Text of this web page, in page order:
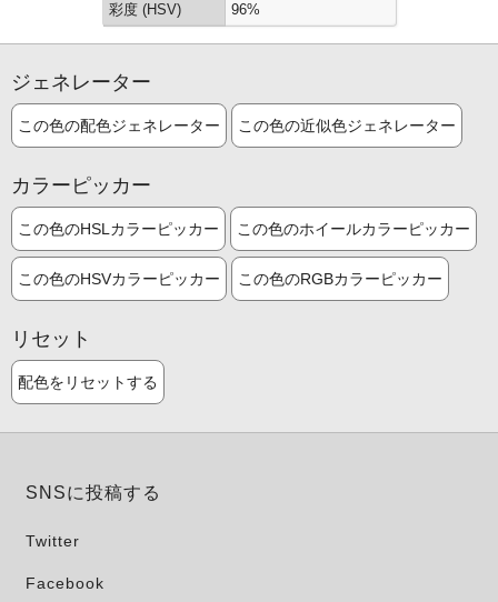
彩度 (HSV) 96%
ジェネレーター
この色の配色ジェネレーター この色の近似色ジェネレーター
カラーピッカー
この色のHSLカラーピッカー この色のホイールカラーピッカー
この色のHSVカラーピッカー この色のRGBカラーピッカー
リセット
配色をリセットする
SNSに投稿する
Twitter
Facebook